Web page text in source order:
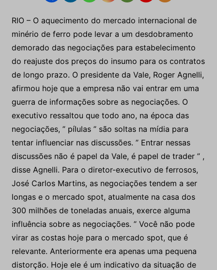
RIO – O aquecimento do mercado internacional de
minério de ferro pode levar a um desdobramento
demorado das negociações para estabelecimento
do reajuste dos preços do insumo para os contratos
de longo prazo. O presidente da Vale, Roger Agnelli,
afirmou hoje que a empresa não vai entrar em uma
guerra de informações sobre as negociações. O
executivo ressaltou que todo ano, na época das
negociações, ” pílulas ” são soltas na mídia para
tentar influenciar nas discussões. ” Entrar nessas
discussões não é papel da Vale, é papel de trader ” ,
disse Agnelli. Para o diretor-executivo de ferrosos,
José Carlos Martins, as negociações tendem a ser
longas e o mercado spot, atualmente na casa dos
300 milhões de toneladas anuais, exerce alguma
influência sobre as negociações. ” Você não pode
virar as costas hoje para o mercado spot, que é
relevante. Anteriormente era apenas uma pequena
distorção. Hoje ele é um indicativo da situação de